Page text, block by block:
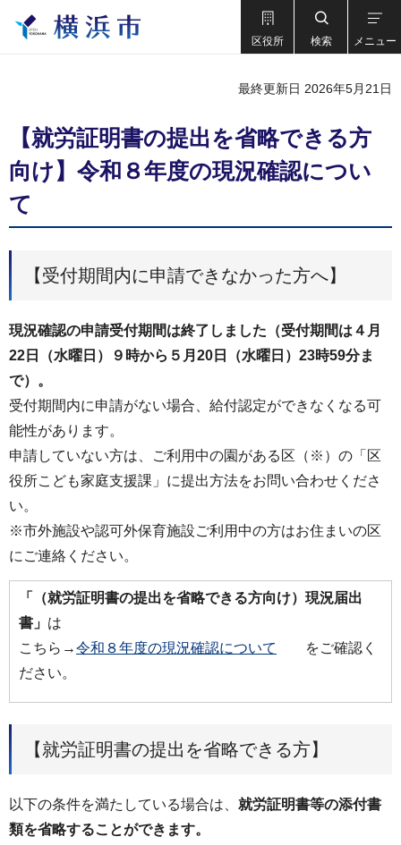
区役所 検索 メニュー
最終更新日 2026年5月21日
【就労証明書の提出を省略できる方
向け】令和８年度の現況確認につい
て
【受付期間内に申請できなかった方へ】
現況確認の申請受付期間は終了しました（受付期間は４月
22日（水曜日）９時から５月20日（水曜日）23時59分ま
で）。
受付期間内に申請がない場合、給付認定ができなくなる可
能性があります。
申請していない方は、ご利用中の園がある区（※）の「区
役所こども家庭支援課」に提出方法をお問い合わせくださ
い。
※市外施設や認可外保育施設ご利用中の方はお住まいの区
にご連絡ください。
「（就労証明書の提出を省略できる方向け）現況届出
書」 は
こちら→令和８年度の現況確認について
をご確認く
ださい。
【就労証明書の提出を省略できる方】
以下の条件を満たしている場合は、 就労証明書等の添付書
類を省略することができます。